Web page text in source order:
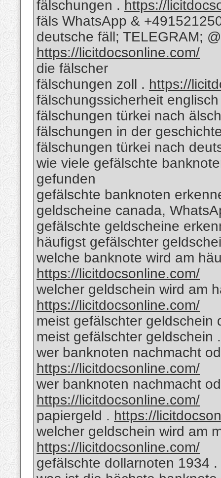
fälschungen . https://
fäls WhatsApp &
deutsche fäll; TELEGRAM;
https://licitdocsonline.com/
die fälscher
fälschungen zoll . https://
fälschungssicherheit
fälschungen türkei nach
fälschungen in der
fälschungen türkei nach
wie viele gefälschte
gefunden
gefälschte banknoten
geldscheine canada,
gefälschte geldscheine
häufigst gefälschter
welche banknote wird am
https://licitdocsonline.com/
welcher geldschein wird am
https://licitdocsonline.com/
meist gefälschter geldschein
meist gefälschter geldschein
wer banknoten nachmacht
https://licitdocsonline.com/
wer banknoten nachmacht
https://licitdocsonline.com/
papiergeld . https://
welcher geldschein wird am
https://licitdocsonline.com/
gefälschte dollarnoten 1934 .